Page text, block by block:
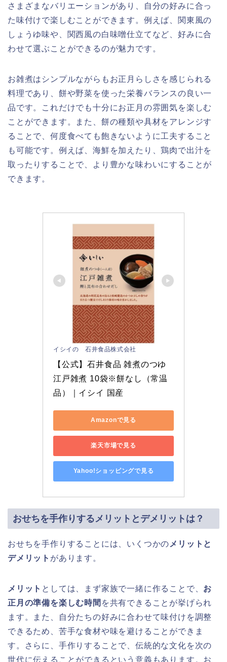
さまざまなバリエーションがあり、自分の好みに合っ
た味付けで楽しむことができます。例えば、関東風の
しょうゆ味や、関西風の白味噌仕立てなど、好みに合
わせて選ぶことができるのが魅力です。
お雑煮はシンプルながらもお正月らしさを感じられる
料理であり、餅や野菜を使った栄養バランスの良い一
品です。これだけでも十分にお正月の雰囲気を楽しむ
ことができます。また、餅の種類や具材をアレンジす
ることで、何度食べても飽きないように工夫すること
も可能です。例えば、海鮮を加えたり、鶏肉で出汁を
取ったりすることで、より豊かな味わいにすることが
できます。
イシイの 石井食品株式会社
【公式】石井食品 雑煮のつゆ
江戸雑煮 10袋※餅なし（常温
品）｜イシイ 国産
Amazonで見る
楽天市場で見る
Yahoo!ショッピングで見る
おせちを手作りするメリットとデメリットは？
おせちを手作りすることには、いくつかの メリットと
デメリット があります。
メリット としては、まず家族で一緒に作ることで、 お
正月の準備を楽しむ時間 を共有できることが挙げられ
ます。また、自分たちの好みに合わせて味付けを調整
できるため、苦手な食材や味を避けることができま
す。さらに、手作りすることで、伝統的な文化を次の
世代に伝えることができるという意義もあります。お